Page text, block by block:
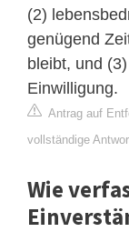
(2)
genügend
bleibt, und
Einwilligung.
Antrag auf
vollständige
Wie